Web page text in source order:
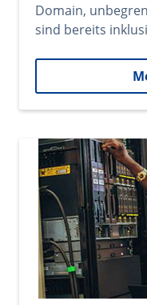
Domain,
sind bereits